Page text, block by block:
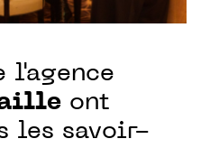
l'agence
ont
les savoir-